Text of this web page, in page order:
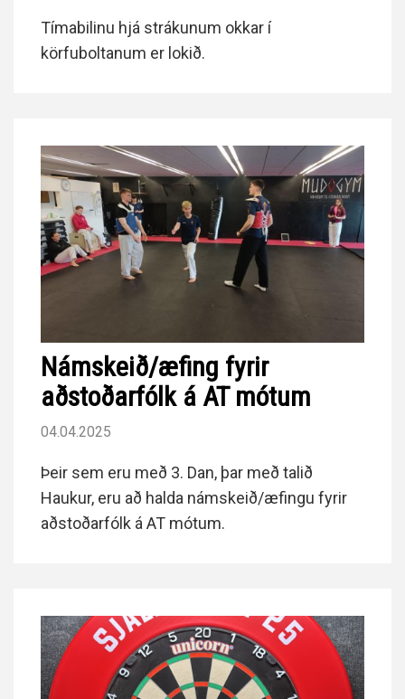
Tímabilinu hjá strákunum okkar í
körfuboltanum er lokið.
Námskeið/æfing fyrir
aðstoðarfólk á AT mótum
04.04.2025
Þeir sem eru með 3. Dan, þar með talið
Haukur, eru að halda námskeið/æfingu fyrir
aðstoðarfólk á AT mótum.